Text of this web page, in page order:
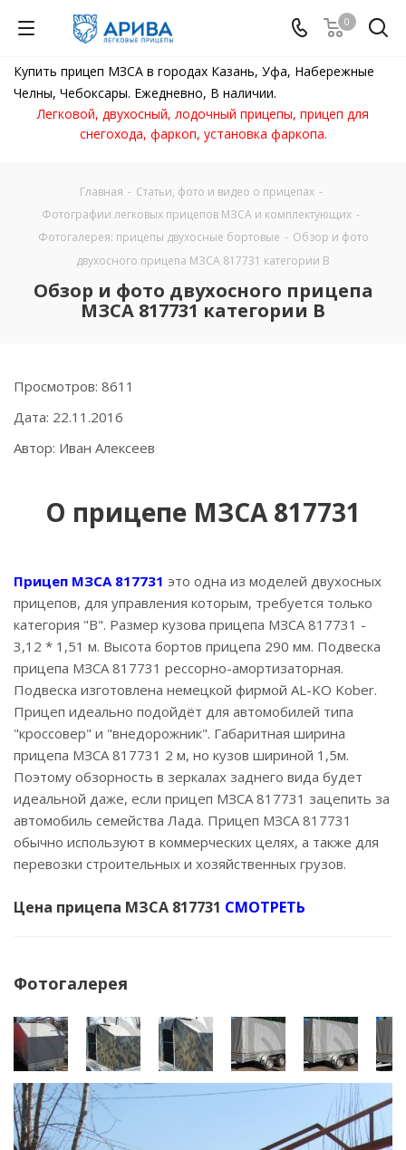
0
Купить прицеп МЗСА в городах Казань, Уфа, Набережные
Челны, Чебоксары. Ежедневно, В наличии.
Легковой, двухосный, лодочный прицепы, прицеп для
снегохода, фаркоп, установка фаркопа.
Главная - Статьи, фото и видео о прицепах -
Фотографии легковых прицепов МЗСА и комплектующих -
Фотогалерея: прицепы двухосные бортовые - Обзор и фото
двухосного прицепа МЗСА 817731 категории B
Обзор и фото двухосного прицепа
МЗСА 817731 категории B
Просмотров: 8611
Дата: 22.11.2016
Автор: Иван Алексеев
О прицепе МЗСА 817731
Прицеп МЗСА 817731 это одна из моделей двухосных
прицепов, для управления которым, требуется только
категория "В". Размер кузова прицепа МЗСА 817731 -
3,12 * 1,51 м. Высота бортов прицепа 290 мм. Подвеска
прицепа МЗСА 817731 рессорно-амортизаторная.
Подвеска изготовлена немецкой фирмой AL-KO Kober.
Прицеп идеально подойдёт для автомобилей типа
"кроссовер" и "внедорожник". Габаритная ширина
прицепа МЗСА 817731 2 м, но кузов шириной 1,5м.
Поэтому обзорность в зеркалах заднего вида будет
идеальной даже, если прицеп МЗСА 817731 зацепить за
автомобиль семейства Лада. Прицеп МЗСА 817731
обычно используют в коммерческих целях, а также для
перевозки строительных и хозяйственных грузов.
Цена прицепа МЗСА 817731 СМОТРЕТЬ
Фотогалерея